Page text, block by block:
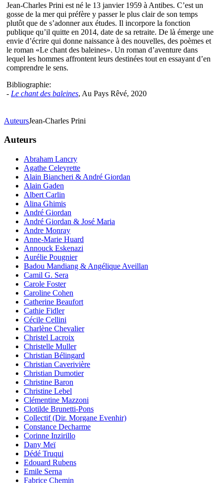
Jean-Charles Prini est né le 13 janvier 1959 à Antibes. C’est un
gosse de la mer qui préfère y passer le plus clair de son temps
plutôt que de s’adonner aux études. Il incorpore la fonction
publique qu’il quitte en 2014, date de sa retraite. De là émerge une
envie d’écrire qui donne naissance à des nouvelles, des poèmes et
le roman «Le chant des baleines». Un roman d’aventure dans
lequel les hommes affrontent leurs destinées tout en essayant d’en
comprendre le sens.
Bibliographie:
- Le chant des baleines, Au Pays Rêvé, 2020
AuteursJean-Charles Prini
Auteurs
Abraham Lancry
Agathe Celeyrette
Alain Biancheri & André Giordan
Alain Gaden
Albert Carlin
Alina Ghimis
André Giordan
André Giordan & José Maria
Andre Monray
Anne-Marie Huard
Annouck Eskenazi
Aurélie Pougnier
Badou Mandiang & Angélique Aveillan
Camil G. Sera
Carole Foster
Caroline Cohen
Catherine Beaufort
Cathie Fidler
Cécile Cellini
Charlène Chevalier
Christel Lacroix
Christelle Muller
Christian Bélingard
Christian Caverivière
Christian Dumotier
Christine Baron
Christine Lebel
Clémentine Mazzoni
Clotilde Brunetti-Pons
Collectif (Dir. Morgane Evenhir)
Constance Decharme
Corinne Inzirillo
Dany Meï
Dédé Truqui
Edouard Rubens
Emile Serna
Fabrice Chemin